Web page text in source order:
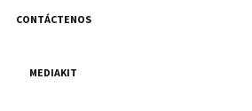
CONTÁCTENOS
MEDIAKIT